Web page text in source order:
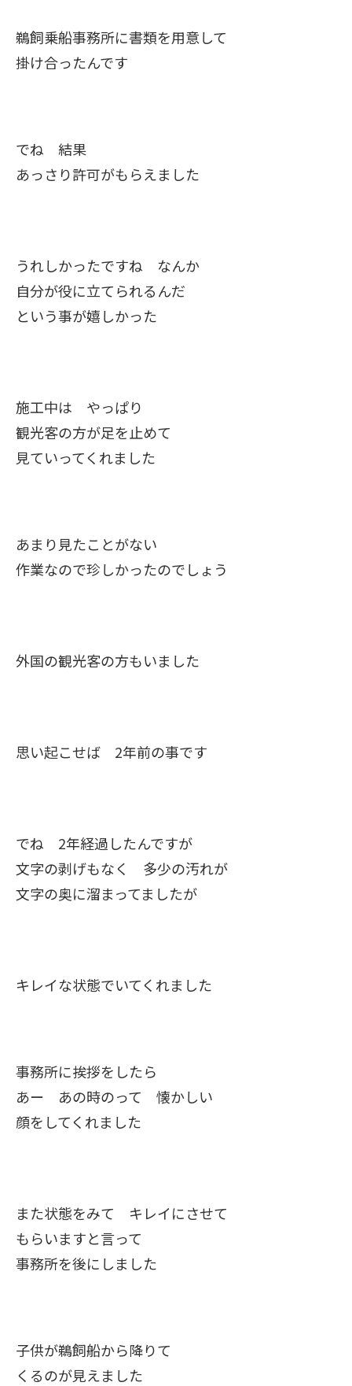
鵜飼乗船事務所に書類を用意して
掛け合ったんです
でね 結果
あっさり許可がもらえました
うれしかったですね なんか
自分が役に立てられるんだ
という事が嬉しかった
施工中は やっぱり
観光客の方が足を止めて
見ていってくれました
あまり見たことがない
作業なので珍しかったのでしょう
外国の観光客の方もいました
思い起こせば 2年前の事です
でね 2年経過したんですが
文字の剥げもなく 多少の汚れが
文字の奥に溜まってましたが
キレイな状態でいてくれました
事務所に挨拶をしたら
あー あの時のって 懐かしい
顔をしてくれました
また状態をみて キレイにさせて
もらいますと言って
事務所を後にしました
子供が鵜飼船から降りて
くるのが見えました